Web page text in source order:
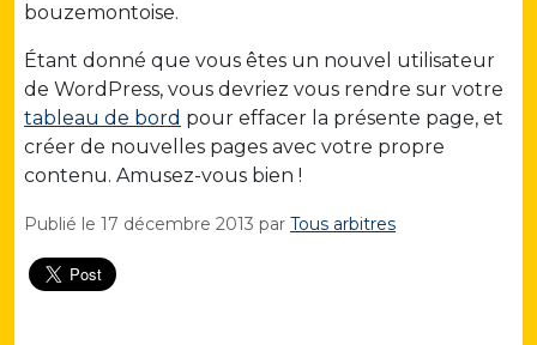
bouzemontoise.
Étant donné que vous êtes un nouvel utilisateur
de WordPress, vous devriez vous rendre sur votre
tableau de bord pour effacer la présente page, et
créer de nouvelles pages avec votre propre
contenu. Amusez-vous bien !
Publié le 17 décembre 2013 par Tous arbitres